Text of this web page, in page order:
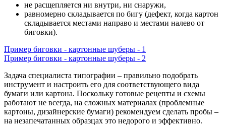
не расщепляется ни внутри, ни снаружи,
равномерно складывается по бигу (дефект, когда картон
складывает­ся местами направо и местами налево от
биговки).
Пример биговки - картонные шуберы - 1
Пример биговки - картонные шуберы - 2
Задача специалиста типографии – правильно подобрать
инструмент и настроить его для соответствующего вида
бумаги или картона. Поскольку готовые рецепты и схемы
работают не всегда, на сложных материалах (проблемные
картоны, дизайнерские бумаги) рекомендуем сделать пробы –
на незапечатанных образцах это недорого и эффективно.